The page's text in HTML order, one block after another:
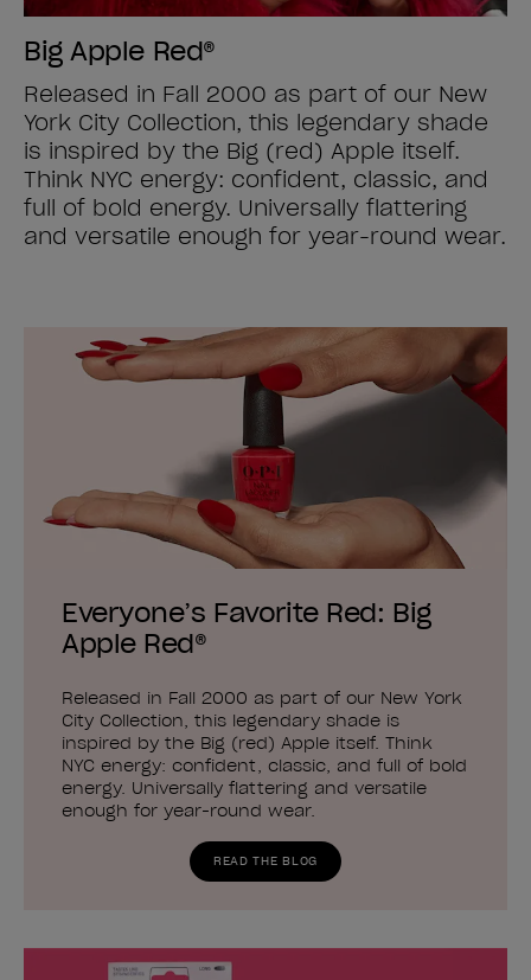
Big Apple Red®
Released in Fall 2000 as part of our New
York City Collection, this legendary shade
is inspired by the Big (red) Apple itself.
Think NYC energy: confident, classic, and
full of bold energy. Universally flattering
and versatile enough for year-round wear.
Everyone’s Favorite Red: Big
Apple Red®
Released in Fall 2000 as part of our New York
City Collection, this legendary shade is
inspired by the Big (red) Apple itself. Think
NYC energy: confident, classic, and full of bold
energy. Universally flattering and versatile
enough for year-round wear.
READ THE BLOG